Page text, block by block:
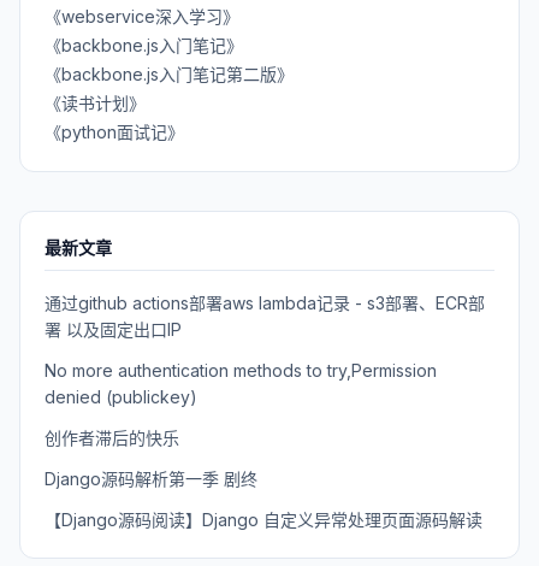
《webservice深入学习》
《backbone.js入门笔记》
《backbone.js入门笔记第二版》
《读书计划》
《python面试记》
最新文章
通过github actions部署aws lambda记录 - s3部署、ECR部
署 以及固定出口IP
No more authentication methods to try,Permission
denied (publickey)
创作者滞后的快乐
Django源码解析第一季 剧终
【Django源码阅读】Django 自定义异常处理页面源码解读